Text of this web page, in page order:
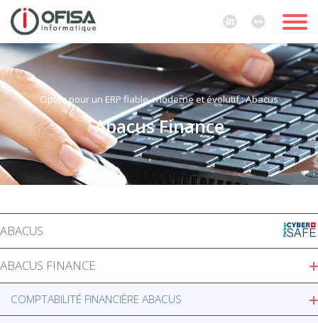
Optez pour un ERP fiable, moderne et évolutif : Abacus
Abacus Finance
ABACUS
ABACUS FINANCE
COMPTABILITÉ FINANCIÈRE ABACUS